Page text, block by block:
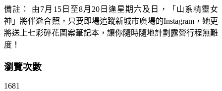
備註： 由7月15日至8月20日逢星期六及日，「山系精靈女
神」將伴遊合照，只要即場追蹤新城市廣場的Instagram，她更
將送上七彩碎花圖案筆記本，讓你隨時隨地計劃露營行程無難
度！
瀏覽次數
1681